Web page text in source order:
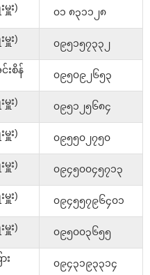
း)
၀၁ ၈၃၁၁၂၈
း)
၀၉၅၁၅၇၃၃၂
းစိန်
၀၉၅၀၉၂၆၅၃
း)
၀၉၅၁၂၅၆၈၄
း)
၀၉၅၅၀၂၇၅၀
း)
၀၉၄၅၀၀၄၅၇၁၃
း)
၀၉၄၅၅၇၉၆၄၀၁
း)
၀၉၅၀၀၃၆၅၅
း
၀၉၄၃၁၉၃၃၁၄